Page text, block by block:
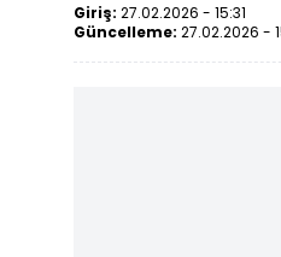
Giriş: 27.02.2026 - 15:31
Güncelleme: 27.02.2026 -